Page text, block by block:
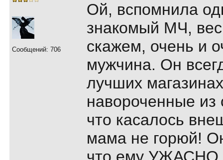
Сообщений: 706
Ой, вспомнила
знакомый МЧ,
скажем, очень и
мужчина. Он
лучших
навороченные из
что касалось
мама не горюй!